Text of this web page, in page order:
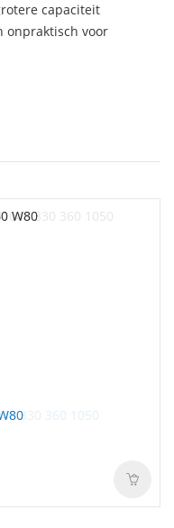
capaciteit
onpraktisch voor